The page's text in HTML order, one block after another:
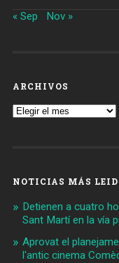
« Sep Nov »
ARCHIVOS
Archivos
NOTICIAS MÁS
Detienen a cuatro
Sant Martí en la vía
Aprovat el
l'antic cinema